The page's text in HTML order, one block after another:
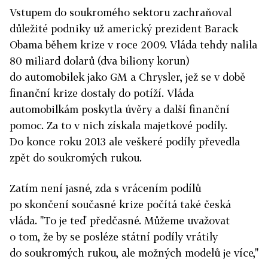
Vstupem do soukromého sektoru zachraňoval
důležité podniky už americký prezident Barack
Obama během krize v roce 2009. Vláda tehdy nalila
80 miliard dolarů (dva biliony korun)
do automobilek jako GM a Chrysler, jež se v době
finanční krize dostaly do potíží. Vláda
automobilkám poskytla úvěry a další finanční
pomoc. Za to v nich získala majetkové podíly.
Do konce roku 2013 ale veškeré podíly převedla
zpět do soukromých rukou.
Zatím není jasné, zda s vrácením podílů
po skončení současné krize počítá také česká
vláda. "To je teď předčasné. Můžeme uvažovat
o tom, že by se posléze státní podíly vrátily
do soukromých rukou, ale možných modelů je více,"